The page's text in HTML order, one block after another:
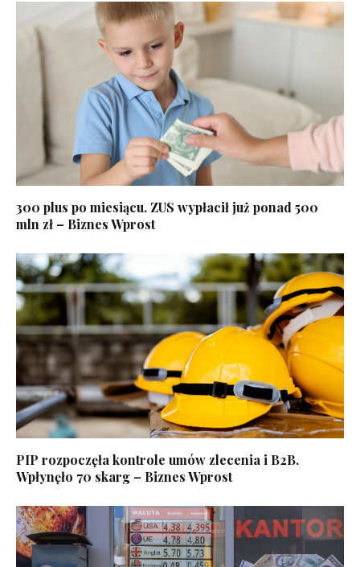
300 plus po miesiącu. ZUS wypłacił już ponad 500
mln zł – Biznes Wprost
PIP rozpoczęła kontrole umów zlecenia i B2B.
Wpłynęło 70 skarg – Biznes Wprost